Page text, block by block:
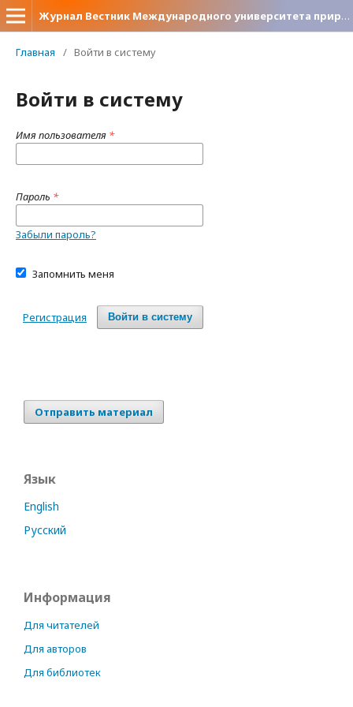
Журнал Вестник Международного университета природы, общества и человека «Дубна». Серия «Естественные и инженерные науки»
Главная / Войти в систему
Войти в систему
Имя пользователя *
Пароль *
Забыли пароль?
Запомнить меня
Войти в систему
Регистрация
Отправить материал
Язык
English
Русский
Информация
Для читателей
Для авторов
Для библиотек